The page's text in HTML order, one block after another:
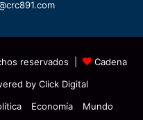
reservados |
Cadena
by Click Digital
Economía Mundo